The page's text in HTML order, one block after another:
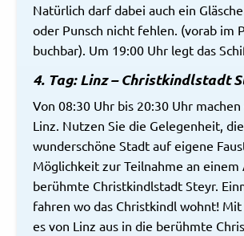
Natürlich darf dabei auch ein
oder Punsch nicht fehlen. (vorab im
buchbar). Um 19:00 Uhr legt das
4. Tag: Linz – Christkindlstadt
Von 08:30 Uhr bis 20:30 Uhr
Linz. Nutzen Sie die Gelegenheit,
wunderschöne Stadt auf eigene
Möglichkeit zur Teilnahme an
berühmte Christkindlstadt Steyr.
fahren wo das Christkindl wohnt!
es von Linz aus in die berühmte